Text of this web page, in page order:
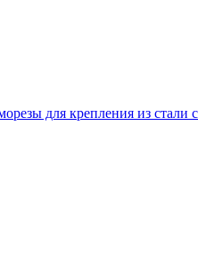
для крепления из стали